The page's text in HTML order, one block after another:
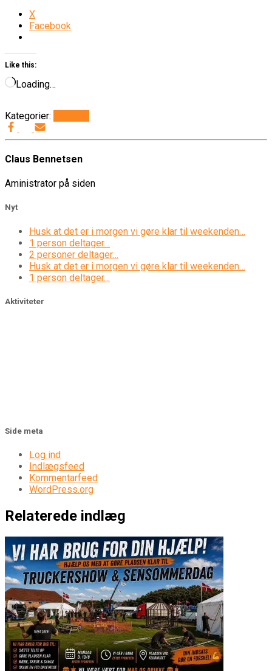
X
Facebook
Like this:
Loading…
Kategorier:
Claus Bennetsen
Aministrator på siden
Nyt
Husk at det er i morgen vi gøre klar til weekenden…
1 person deltager…
2 personer deltager…
Husk at det er i morgen vi gøre klar til weekenden…
1 person deltager…
Aktiviteter
Side meta
Log ind
Indlægsfeed
Kommentarfeed
WordPress.org
Relaterede indlæg